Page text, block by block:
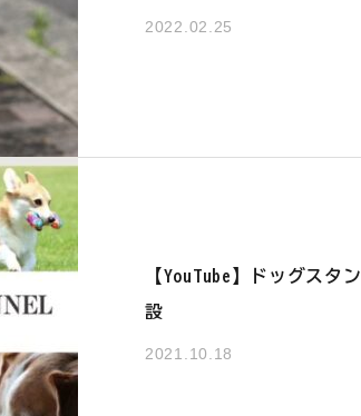
2022.02.25
【YouTube】ドッグスタ
設
2021.10.18